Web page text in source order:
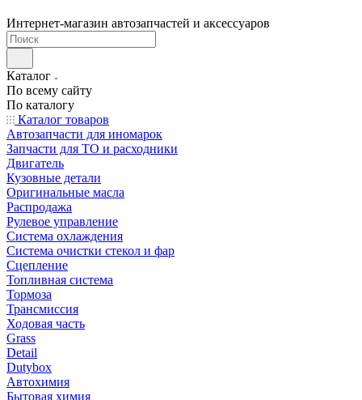
Интернет-магазин автозапчастей и аксессуаров
Каталог
По всему сайту
По каталогу
Каталог товаров
Автозапчасти для иномарок
Запчасти для ТО и расходники
Двигатель
Кузовные детали
Оригинальные масла
Распродажа
Рулевое управление
Система охлаждения
Система очистки стекол и фар
Сцепление
Топливная система
Тормоза
Трансмиссия
Ходовая часть
Grass
Detail
Dutybox
Автохимия
Бытовая химия